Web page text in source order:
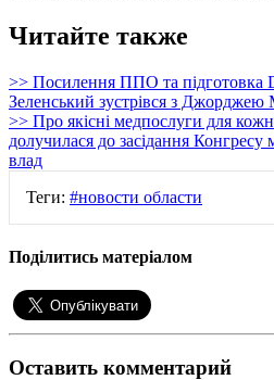
Читайте также
>> Посилення ППО та підготовка
Зеленський зустрівся з Джорджею
>> Про якісні медпослуги для
долучилася до засідання Конгресу
влад
Теги: #новости области
Поділитись матеріалом
Оставить комментарий